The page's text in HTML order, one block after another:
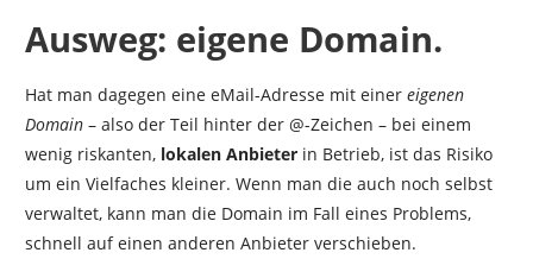
Ausweg: eigene Domain.
Hat man dagegen eine eMail-Adresse mit einer eigenen
Domain– also der Teil hinter der @-Zeichen – bei einem
wenig riskanten, lokalen Anbieterin Betrieb, ist das Risiko
um ein Vielfaches kleiner. Wenn man die auch noch selbst
verwaltet, kann man die Domain im Fall eines Problems,
schnell auf einen anderen Anbieter verschieben.